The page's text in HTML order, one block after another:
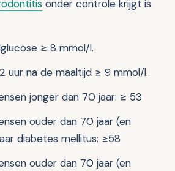
onder controle krijgt is
≥ 8 mmol/l.
uur na de maaltijd ≥ 9 mmol/l.
jonger dan 70 jaar: ≥ 53
ouder dan 70 jaar (en
diabetes mellitus: ≥58
ouder dan 70 jaar (en